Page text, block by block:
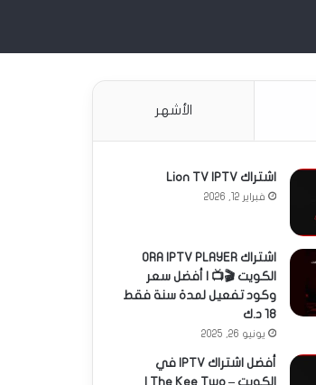
الأشهر
اشتراك Lion TV IPTV
فبراير 12, 2026
اشتراك ORA IPTV PLAYER
الكويت 🎬📺 | أفضل سعر
وكود تفعيل لمدة سنة فقط
18 د.ك
يونيو 26, 2025
أفضل اشتراك IPTV في